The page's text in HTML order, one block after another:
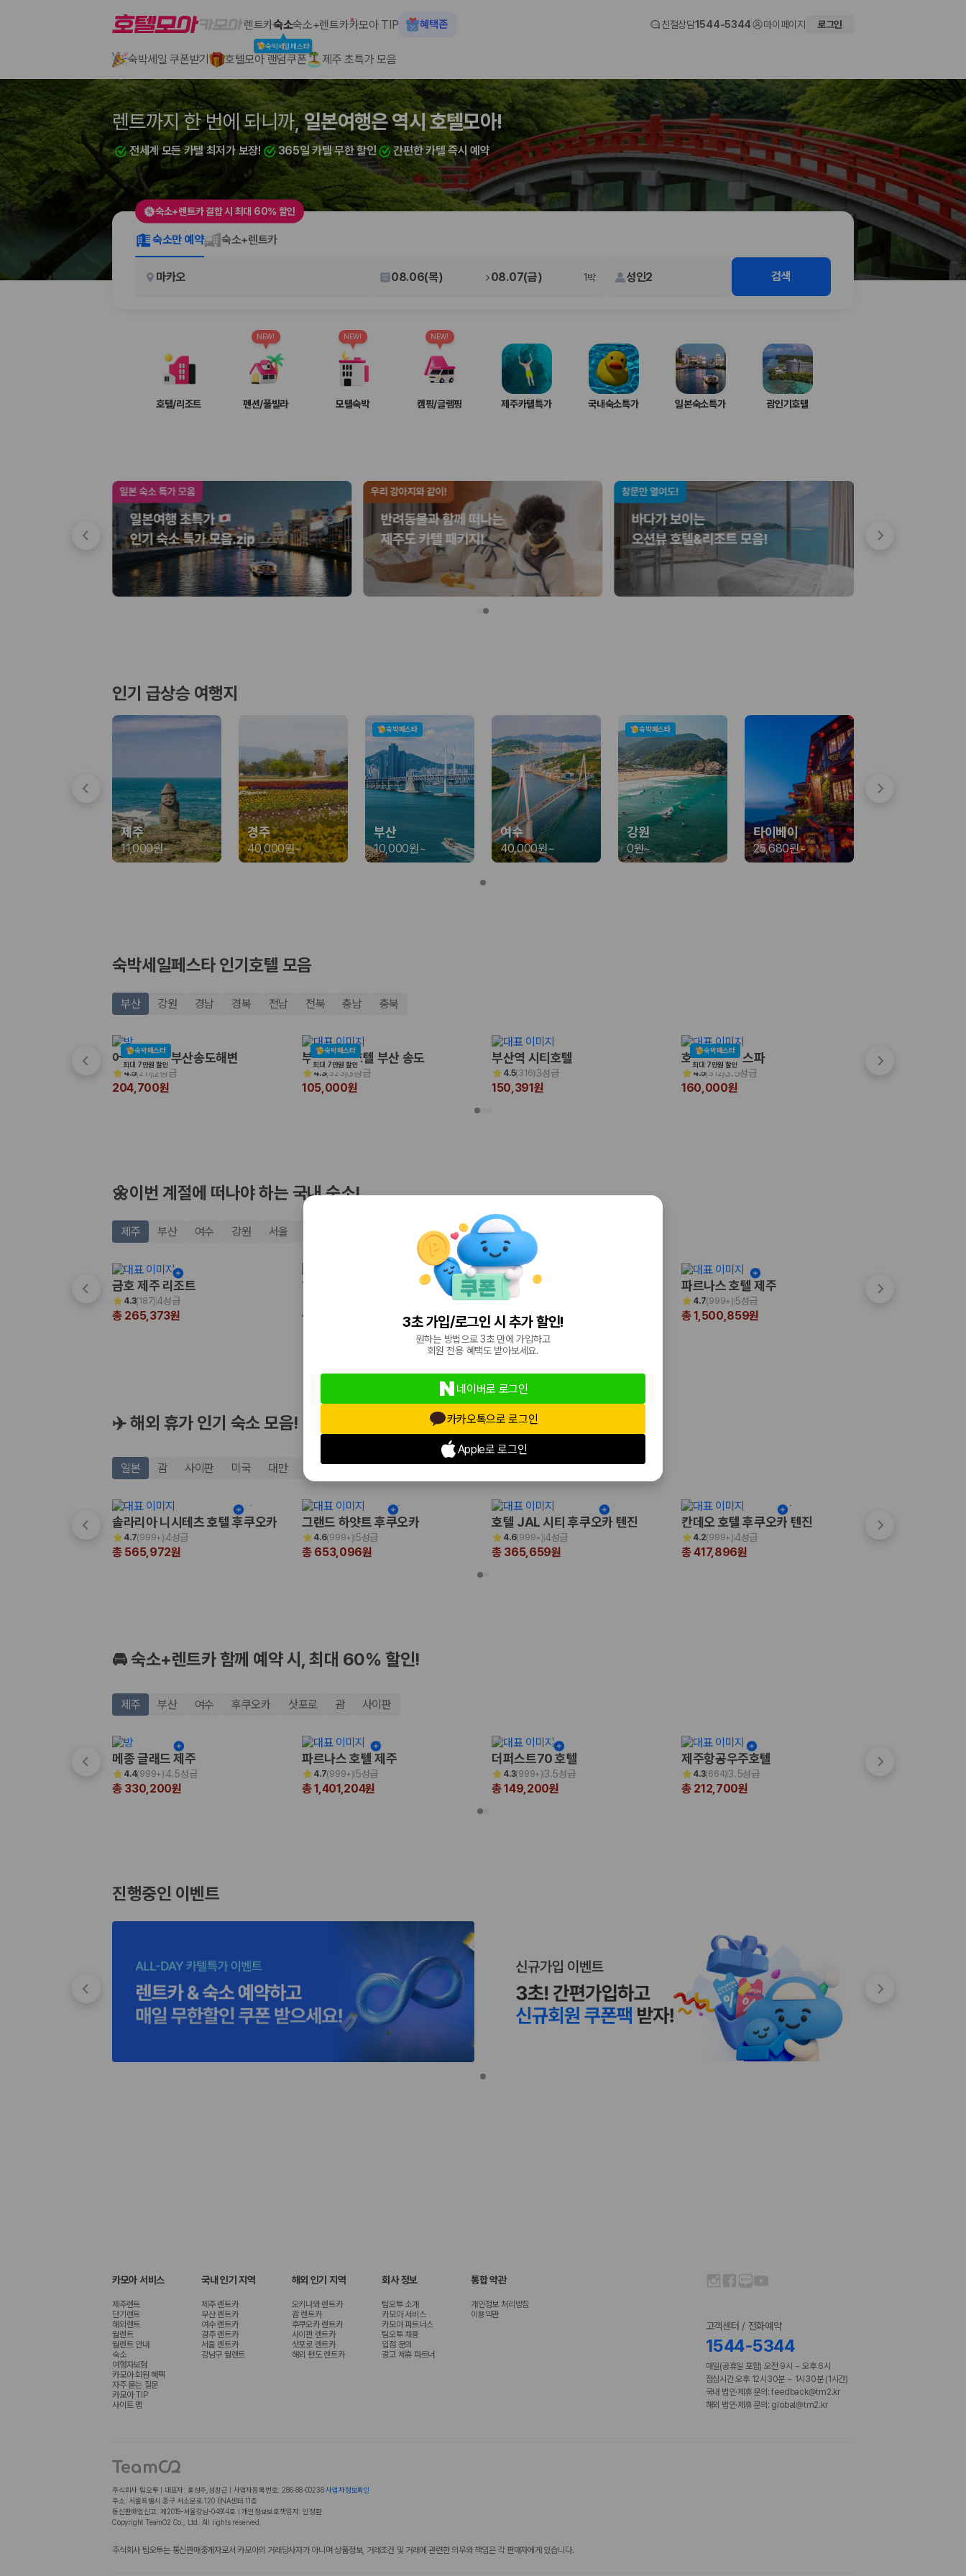
2000만 이용고객이 선택한 제주 렌트카 가격비교 플랫폼
제주렌트카 가격비교는 카모아에서 한 번에
제주도 렌트카는 업체마다 차량 가격, 보험 조건, 면책금, 보상 한도, 인수 장소, 취소 규정이 다릅니다. 카모아는 여러 제주 렌트카 업체의 조건을 한 화면에서 비교해 사용자가 자신의 일정과 예산에 맞는 차량을 선택할 수 있도
일반자차, 완전자차, 슈퍼자차의 면책금과 보상 한도를 비교합니다.
셔틀 이동, 인수 위치, 반납 편의성을 함께 확인합니다.
비교 후 원하는 차량을 바로 예약할 수 있습니다.
제주렌트카 최저가는 차량 기본요금만으로 판단하기 어렵습니다. 보험 포함 여부, 면책금, 보상 한도, 옵션 비용, 취소 수수료를 함께 확인해야 실제로 저렴한 차량을 고를 수 있습니다.
2. 보험 조건은 가격만큼 중요합니다
완전자차와 슈퍼자차는 업체별 보장 범위가 다를 수 있습니다. 카모아에서는 제주 렌트카 가격과 함께 보험 조건을 비교해 여행 스타일에 맞는 보장 수준을 선택할 수 있습니다.
3. 제주공항 접근성과 셔틀 조건을 함께 확인하세요
제주 렌트카는 차량 인수 위치와 셔틀 편의성에 따라 실제 이용 만족도가 달라집니다. 공항에서 렌트카 사무실까지의 이동 조건을 가격과 함께 비교하는 것이 좋습니다.
커플·친구 여행에서 많이 선택되며 가격과 승차감의 균형이 좋은 차종입니다.
가족 여행, 짐이 많은 여행, 장거리 이동에 적합하며 보험 조건과 차량 연식을 함께 비교하는 것이 좋습니다.
단체 여행이나 4인 이상 가족 여행에 적합하며 인원수, 짐 공간, 보험 조건을 함께 확인해야 합니다.
제주렌트카 보험까지 비교해야 진짜 가격비교입니다
동일한 차량이라도 보험 조건에 따라 실제 부담 금액이 달라질 수 있습니다. 카모아는 제주 렌트카 가격뿐 아니라 일반자차, 완전자차, 슈퍼자차 조건을 함께 확인할 수 있도록 돕습니다.
사고 발생 시 일정 금액의 면책금이 발생할 수 있습니다.
보상 한도 내에서 면책금 부담이 줄어드는 보험 조건입니다.
제주렌트카 가격비교 자주 묻는 질문
Q. 가족 여행에는 어떤 제주 렌트카를 비교해야 하나요?
제주렌트카 가격비교 주요 링크
국내 렌트카 가격비교
해외 렌트카 가격비교
렌트카숙소
숙박세일페스타
숙소+렌트카카모아 TIP 혜택존 친절상담1544-5344 마이페이지 로그인
숙박세일 쿠폰받기 호텔모아 랜덤쿠폰 제주 초특가 모음
렌트까지 한 번에 되니까,일본여행은 역시 호텔모아!
전세계 모든 카텔 최저가 보장! 365일 카텔 무한 할인 간편한 카텔 즉시 예약
렌트까지 한 번에 되니까,부산여행은 역시 호텔모아!
전세계 모든 카텔 최저가 보장! 365일 카텔 무한 할인 간편한 카텔 즉시 예약
숙소+렌트카 결합 시 최대 60% 할인
숙소만 예약 숙소+렌트카
마카오 08.06(목) 08.07(금) 1박 성인2 검색
호텔/리조트 펜션/풀빌라
NEW!
모텔숙박
NEW!
캠핑/글램핑
NEW!
제주카텔특가 국내숙소특가 일본숙소특가 괌인기호텔
인기 급상승 여행지
제주
11,000원~
경주
40,000원~
숙박페스타
부산
10,000원~
여수
40,000원~
숙박페스타
강원
0원~
타이베이
25,680원~
숙박세일페스타 인기호텔 모음
부산 강원 경남 경북 전남 전북 충남 충북
숙박페스타
최대 7만원 할인
어반스테이 부산송도해변
4.5( 211)2성급
204,700원
숙박페스타
최대 7만원 할인
부산 비치 호텔 부산 송도
4.3( 323)3성급
105,000원
부산역 시티호텔
4.5(316) 3성급
150,391원
숙박페스타
최대 7만원 할인
호텔포레 더 스파
4.5( 312)3.5성급
160,000원
시타딘커넥트호
🌼이번 계절에 떠나야 하는 국내 숙소!
제주 부산 여수 강원 서울
금호 제주 리조트
4.3(187) 4성급
총 265,373원
히든 클리프 호텔&네이쳐
총 381,146원
메종 글래드 제주
4.4
총 331,657원
파르나스 호텔 제주
4.7(999+)5성급
총 1,500,859원
노블피아 호텔
✈️ 해외 휴가 인기 숙소 모음!
일본 괌 사이판 미국 대만 태국
솔라리아 니시테츠 호텔 후쿠오카
4.7(999+)4성급
총 565,972원
그랜드 하얏트 후쿠오카
4.6(999+)5성급
총 653,096원
호텔 JAL 시티 후쿠오카 텐진
4.6(999+)4성급
총 365,659원
칸데오 호텔 후쿠오카 텐진
4.2(999+)4성급
총 417,896원
쓰시마 그랜드 호텔
🚘 숙소+렌트카 함께 예약 시, 최대 60% 할인!
제주 부산 여수 후쿠오카 삿포로 괌 사이판
메종 글래드 제주
4.4(999+)4.5성급
총 330,200원
파르나스 호텔 제주
4.7(999+)5성급
총 1,401,204원
더퍼스트70 호텔
4.3(999+)3.5성급
총 149,200원
제주항공우주호텔
4.3(664) 3.5성급
총 212,700원
파크선샤인 제주
진행중인 이벤트
카모아 서비스
제주렌트
단기렌트
해외렌트
월렌트
월렌트 안내
숙소
여행자보험
카모아 회원 혜택
자주 묻는 질문
카모아 TIP
사이트 맵
국내 인기 지역
제주 렌트카
부산 렌트카
여수 렌트카
경주 렌트카
서울 렌트카
강남구 월렌트
해외 인기 지역
오키나와 렌트카
괌 렌트카
후쿠오카 렌트카
사이판 렌트카
삿포로 렌트카
해외 편도 렌트카
회사 정보
팀오투 소개
카모아 서비스
카모아 파트너스
팀오투 채용
입점 문의
광고 제휴 파트너
통합 약관
개인정보 처리방침
이용약관
고객센터 / 전화예약
1544-5344
매일(공휴일 포함) 오전 9시 ~ 오후 6시
점심시간 오후 12시30분 ~ 1시30분 (1시간)
국내 법인·제휴 문의: feedback@tm2.kr
해외 법인·제휴 문의: global@tm2.kr
주식회사 팀오투 | 대표자: 홍성주,성장근 | 사업자등록번호: 286-88-00238 사업자정보확인
주소: 서울특별시 중구 서소문로 120 ENA센터 11층
통신판매업신고: 제2019-서울강남-04914호 | 개인정보보호책임자: 인정환
Copyright TeamO2 Co., Ltd. All rights reserved.
주식회사 팀오투는 통신판매중개자로서 카모아의 거래당사자가 아니며 상품정보, 거래조건 및 거래에 관련한 의무와 책임은 각 판매자에게 있습니다.
3초 가입/로그인 시 추가 할인!
원하는 방법으로 3초 만에 가입하고
회원 전용 혜택도 받아보세요.
네이버로 로그인
카카오톡으로 로그인
Apple로 로그인